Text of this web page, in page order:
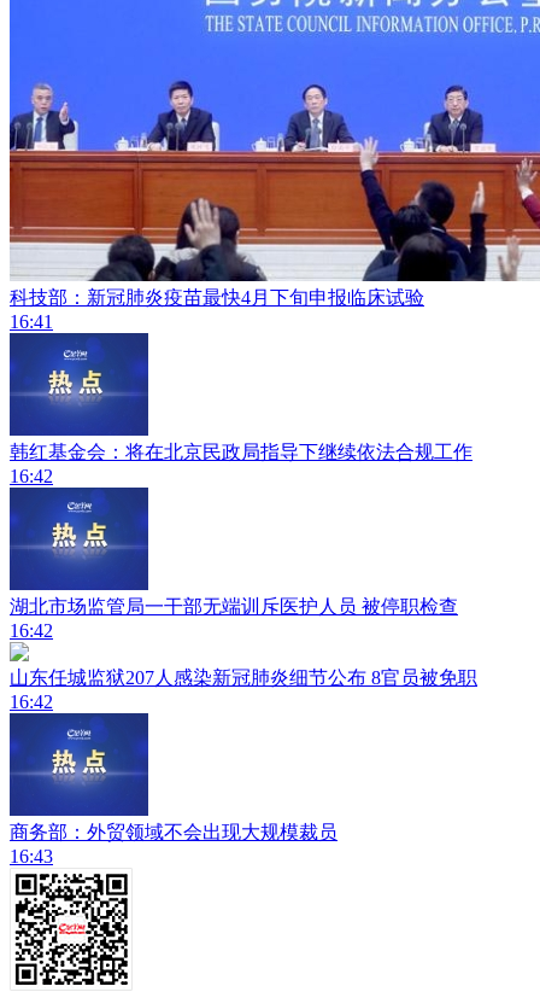
科技部：新冠肺炎疫苗最快4月下旬申报临床试验
16:41
韩红基金会：将在北京民政局指导下继续依法合规工作
16:42
湖北市场监管局一干部无端训斥医护人员 被停职检查
16:42
山东任城监狱207人感染新冠肺炎细节公布 8官员被免职
16:42
商务部：外贸领域不会出现大规模裁员
16:43